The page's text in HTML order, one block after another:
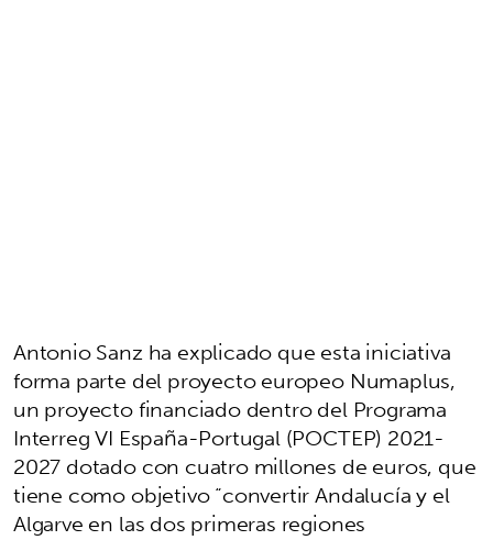
Antonio Sanz ha explicado que esta iniciativa
forma parte del proyecto europeo Numaplus,
un proyecto financiado dentro del Programa
Interreg VI España-Portugal (POCTEP) 2021-
2027 dotado con cuatro millones de euros, que
tiene como objetivo “convertir Andalucía y el
Algarve en las dos primeras regiones